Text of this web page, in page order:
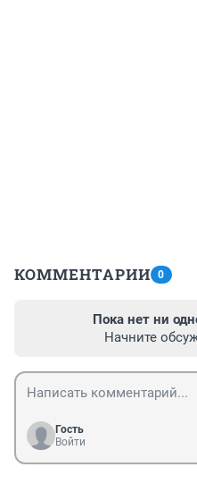
КОММЕНТАРИИ 0
Пока нет ни
Начните
Гость
Войти